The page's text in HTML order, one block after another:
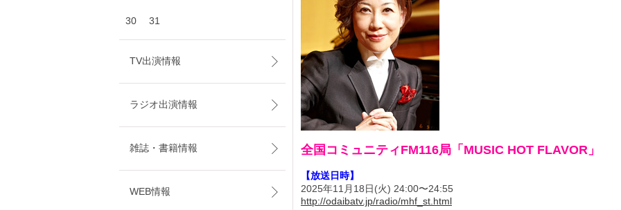
全国コミュニティFM116局「MUSIC HOT FLAVOR」
【放送日時】
2025年11月18日(火) 24:00〜24:55
http://odaibatv.jp/radio/mhf_st.html
30 31
TV出演情報
ラジオ出演情報
雑誌・書籍情報
WEB情報